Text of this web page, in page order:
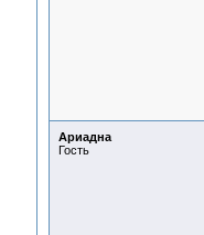
Ариадна
Гость